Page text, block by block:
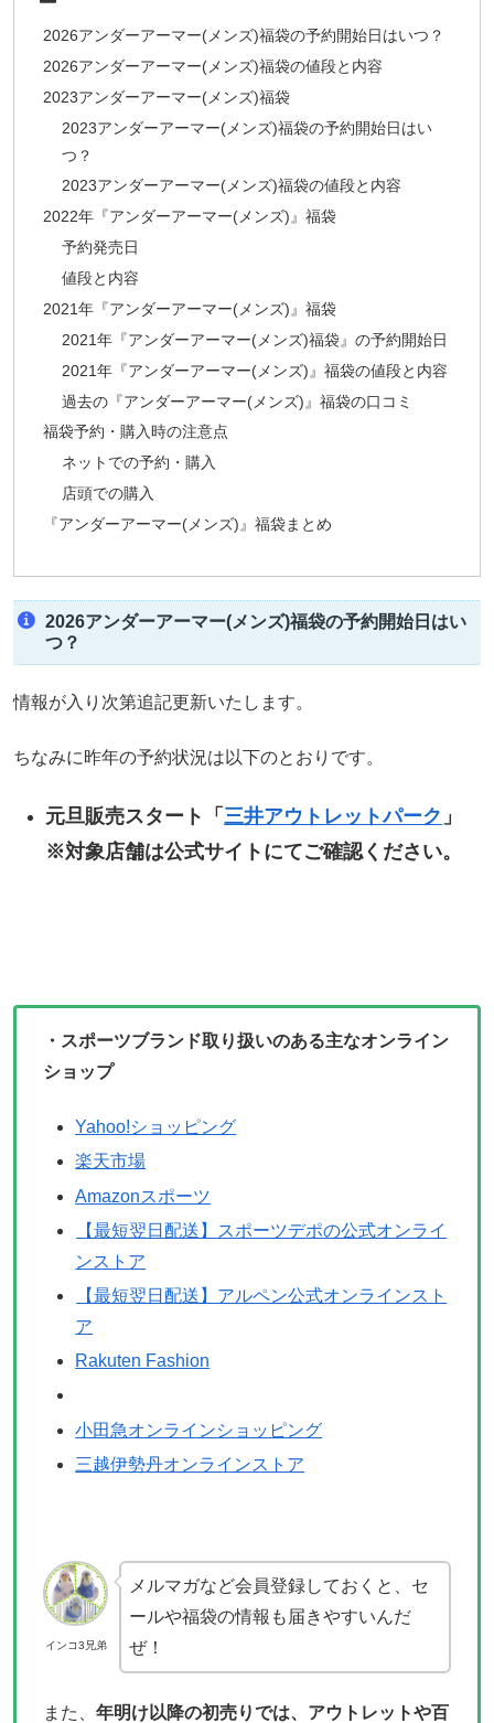
2026アンダーアーマー(メンズ)福袋の予約開始日はいつ？
2026アンダーアーマー(メンズ)福袋の値段と内容
2023アンダーアーマー(メンズ)福袋
2023アンダーアーマー(メンズ)福袋の予約開始日はい
つ？
2023アンダーアーマー(メンズ)福袋の値段と内容
2022年『アンダーアーマー(メンズ)』福袋
予約発売日
値段と内容
2021年『アンダーアーマー(メンズ)』福袋
2021年『アンダーアーマー(メンズ)福袋』の予約開始日
2021年『アンダーアーマー(メンズ)』福袋の値段と内容
過去の『アンダーアーマー(メンズ)』福袋の口コミ
福袋予約・購入時の注意点
ネットでの予約・購入
店頭での購入
『アンダーアーマー(メンズ)』福袋まとめ
2026アンダーアーマー(メンズ)福袋の予約開始日はい
つ？
情報が入り次第追記更新いたします。
ちなみに昨年の予約状況は以下のとおりです。
元旦販売スタート「 三井アウトレットパーク 」
※対象店舗は公式サイトにてご確認ください。
・スポーツブランド取り扱いのある主なオンライン
ショップ
Yahoo!ショッピング
楽天市場
Amazonスポーツ
【最短翌日配送】スポーツデポの公式オンライ
ンストア
【最短翌日配送】アルペン公式オンラインスト
ア
Rakuten Fashion
小田急オンラインショッピング
三越伊勢丹オンラインストア
インコ3兄弟
メルマガなど会員登録しておくと、セ
ールや福袋の情報も届きやすいんだ
ぜ！
また、 年明け以降の初売りでは、アウトレットや百